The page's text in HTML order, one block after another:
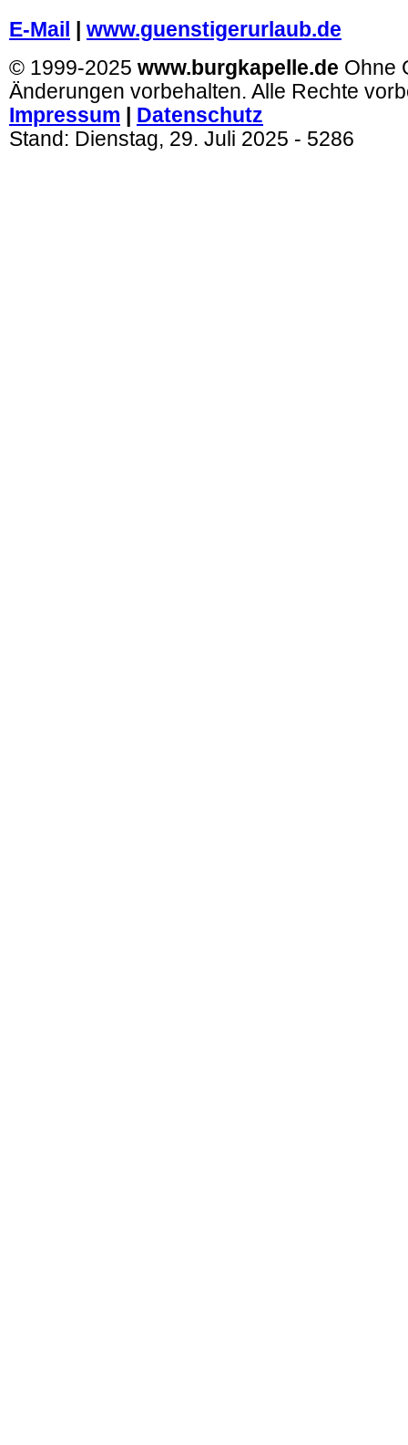
E-Mail
www.guenstigerurlaub.de
© 1999-2025 www.burgkapelle.de Ohne
Änderungen vorbehalten. Alle Rechte
Impressum
Datenschutz
Stand: Dienstag, 29. Juli 2025 - 5286